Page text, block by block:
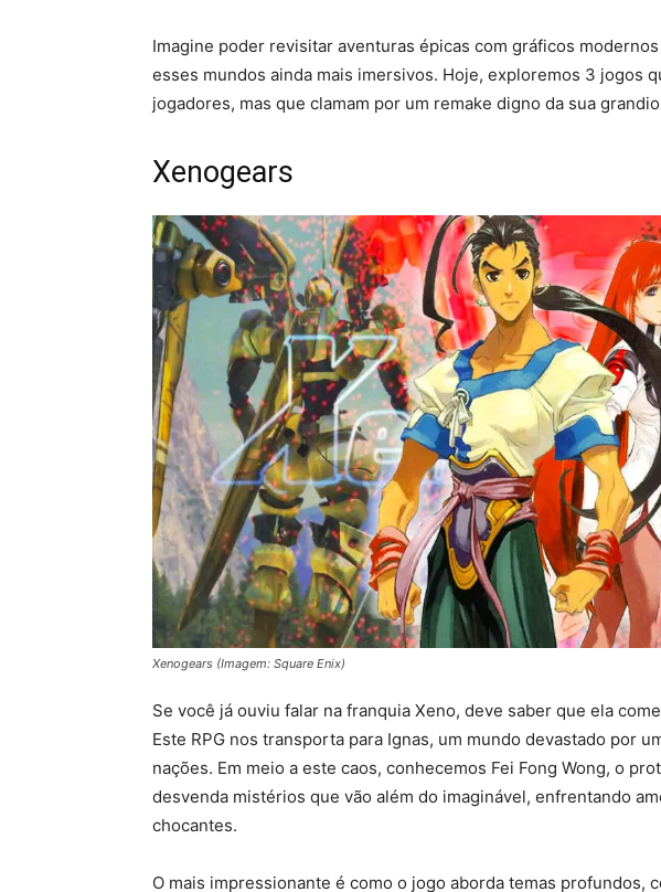
Imagine poder revisitar aventuras épicas com gráficos
esses mundos ainda mais imersivos. Hoje, exploremos 3 jogos
jogadores, mas que clamam por um remake digno da sua
Xenogears
Xenogears (Imagem: Square Enix)
Se você já ouviu falar na franquia Xeno, deve saber que ela
Este RPG nos transporta para Ignas, um mundo devastado por
nações. Em meio a este caos, conhecemos Fei Fong Wong, o
desvenda mistérios que vão além do imaginável, enfrentando
chocantes.
O mais impressionante é como o jogo aborda temas profundos,